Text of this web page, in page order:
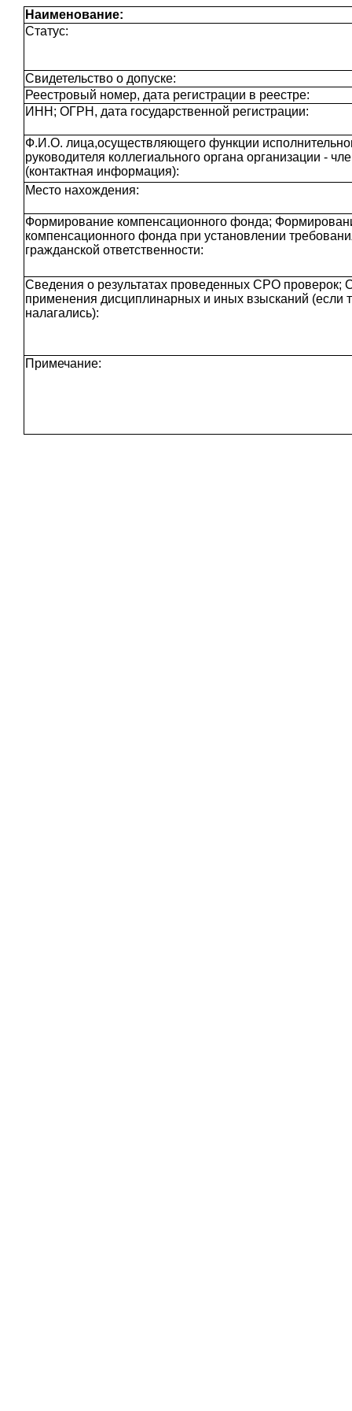
Наименование:
Статус:
Свидетельство о допуске:
Реестровый номер, дата регистрации в реестре:
ИНН; ОГРН, дата государственной регистрации:
Ф.И.О. лица,осуществляющего функции
руководителя коллегиального органа организации -
(контактная информация):
Место нахождения:
Формирование компенсационного фонда;
компенсационного фонда при установлении
гражданской ответственности:
Сведения о результатах проведенных СРО проверок;
применения дисциплинарных и иных взысканий (если
налагались):
Примечание: